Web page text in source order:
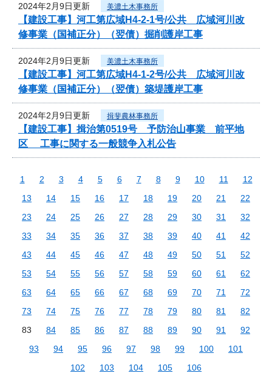
2024年2月9日更新 美濃土木事務所
【建設工事】河工第広域H4-2-1号/公共 広域河川改
修事業（国補正分）（翌債）掘削護岸工事
2024年2月9日更新 美濃土木事務所
【建設工事】河工第広域H4-1-2号/公共 広域河川改
修事業（国補正分）（翌債）築堤護岸工事
2024年2月9日更新 揖斐農林事務所
【建設工事】揖治第0519号 予防治山事業 前平地
区 工事に関する一般競争入札公告
1 2 3 4 5 6 7 8 9 10 11
12
13
14 15 16 17 18 19 20 21
22
23
24 25 26 27 28 29 30 31
32
33
34 35 36 37 38 39 40 41
42
43
44 45 46 47 48 49 50 51
52
53
54 55 56 57 58 59 60 61
62
63
64 65 66 67 68 69 70 71
72
73
74 75 76 77 78 79 80 81
82
83
84 85 86 87 88 89 90 91
92
93
94 95 96 97 98 99 100
101
102
103 104 105 106